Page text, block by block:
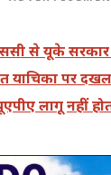
से यूके
याचिका पर
लागू नहीं